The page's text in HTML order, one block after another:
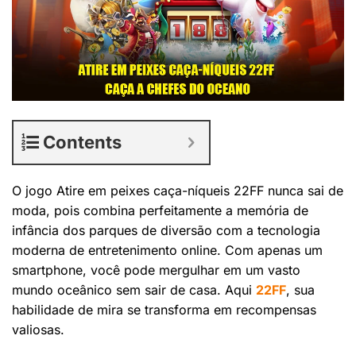
Contents
O jogo Atire em peixes caça-níqueis 22FF nunca sai de
moda, pois combina perfeitamente a memória de
infância dos parques de diversão com a tecnologia
moderna de entretenimento online. Com apenas um
smartphone, você pode mergulhar em um vasto
mundo oceânico sem sair de casa. Aqui 22FF, sua
habilidade de mira se transforma em recompensas
valiosas.